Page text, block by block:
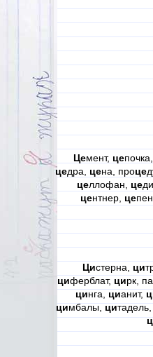
Цемент, цепочка,
цедра, цена, проце
целлофан, це
центнер, це
Цистерна, ци
циферблат, цирк,
цинга, цианит,
цимбалы,ци